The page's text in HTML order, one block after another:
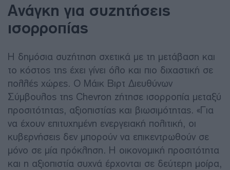
Ανάγκη για συζητήσεις
ισορροπίας
Η δημόσια συζήτηση σχετικά με τη μετάβαση και
το κόστος της έχει γίνει όλο και πιο διχαστική σε
πολλές χώρες. Ο Μάικ Βιρτ Διευθύνων
Σύμβουλος της Chevron ζήτησε ισορροπία μεταξύ
προσιτότητας, αξιοπιστίας και βιωσιμότητας. «Για
να έχουν επιτυχημένη ενεργειακή πολιτική, οι
κυβερνήσεις δεν μπορούν να επικεντρωθούν σε
μόνο σε μία πρόκληση. Η οικονομική προσιτότητα
και η αξιοπιστία συχνά έρχονται σε δεύτερη μοίρα,